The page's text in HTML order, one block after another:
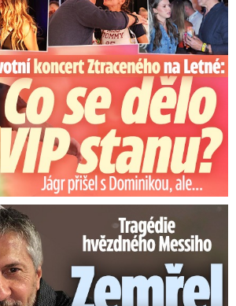
Messiho: Zemřel mu táta (†68)!